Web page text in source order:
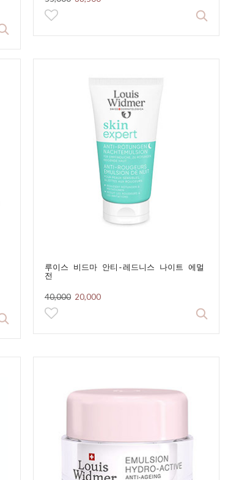
루이스 비드마 안티-레드니스 나이트 에멀
전
40,000 20,000